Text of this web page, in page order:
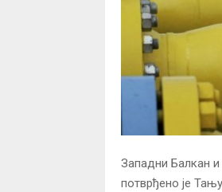
Западни Балкан и
потврђено је